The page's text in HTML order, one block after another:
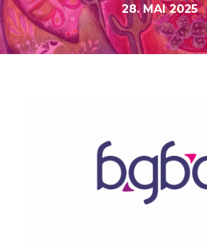
28. MAI 2025